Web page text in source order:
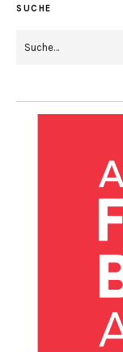
SUCHE